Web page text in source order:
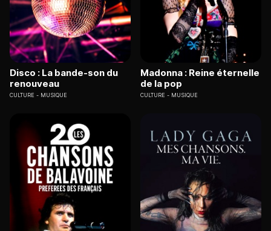
Disco : La bande-son du
renouveau
CULTURE MUSIQUE
Madonna : Reine éternelle
de la pop
CULTURE MUSIQUE